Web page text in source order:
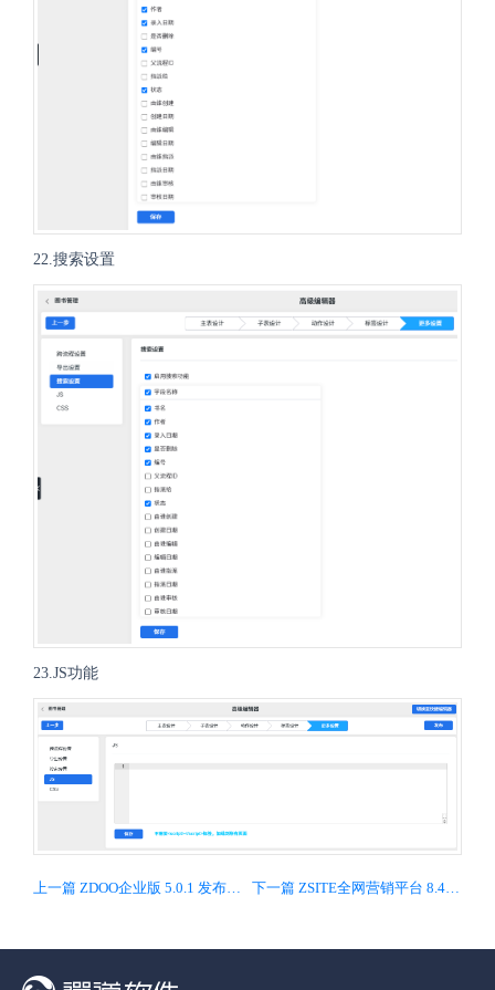
22.搜索设置
23.JS功能
下一篇 ZSITE全网营销平台 8.4 发布，后台文章可直接转微信公众号格式并推送至公众号后台